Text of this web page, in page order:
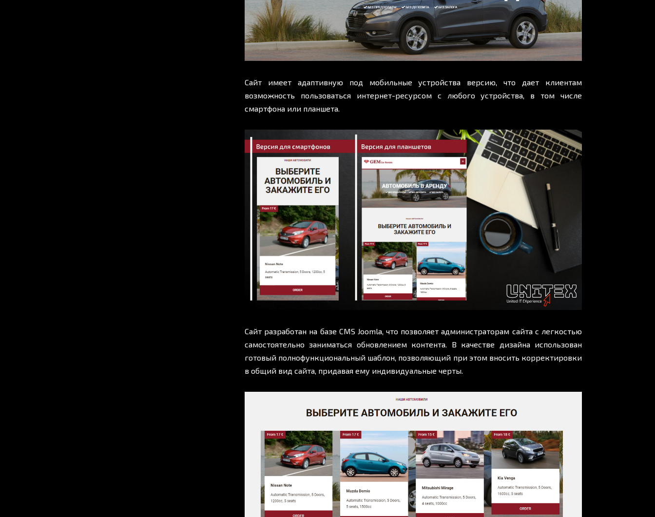
Сайт имеет адаптивную под мобильные устройства версию, что дает клиентам
возможность пользоваться интернет-ресурсом с любого устройства, в том числе
смартфона или планшета.
Сайт разработан на базе CMS Joomla, что позволяет администраторам сайта с легкостью
самостоятельно заниматься обновлением контента. В качестве дизайна использован
готовый полнофункциональный шаблон, позволяющий при этом вносить корректировки
в общий вид сайта, придавая ему индивидуальные черты.